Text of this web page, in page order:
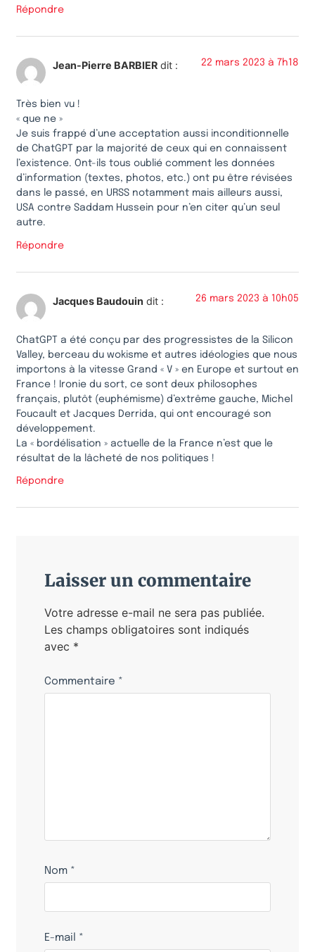
Répondre
Jean-Pierre BARBIER dit : 22 mars 2023 à 7h18
Très bien vu !
« que ne »
Je suis frappé d’une acceptation aussi inconditionnelle
de ChatGPT par la majorité de ceux qui en connaissent
l’existence. Ont-ils tous oublié comment les données
d’information (textes, photos, etc.) ont pu être révisées
dans le passé, en URSS notamment mais ailleurs aussi,
USA contre Saddam Hussein pour n’en citer qu’un seul
autre.
Répondre
Jacques Baudouin dit : 26 mars 2023 à 10h05
ChatGPT a été conçu par des progressistes de la Silicon
Valley, berceau du wokisme et autres idéologies que nous
importons à la vitesse Grand « V » en Europe et surtout en
France ! Ironie du sort, ce sont deux philosophes
français, plutôt (euphémisme) d’extrême gauche, Michel
Foucault et Jacques Derrida, qui ont encouragé son
développement.
La « bordélisation » actuelle de la France n’est que le
résultat de la lâcheté de nos politiques !
Répondre
Laisser un commentaire
Votre adresse e-mail ne sera pas publiée.
Les champs obligatoires sont indiqués
avec *
Commentaire *
Nom *
E-mail *